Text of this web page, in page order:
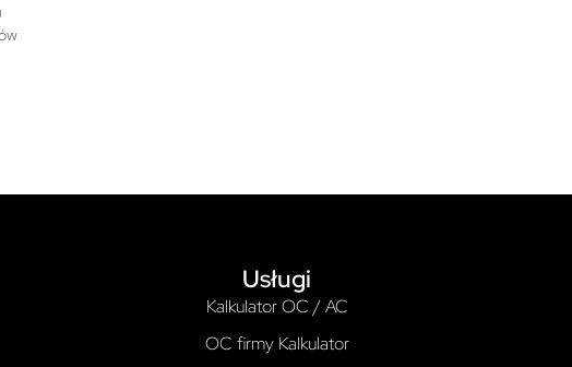
Usługi
Kalkulator OC / AC
OC firmy Kalkulator